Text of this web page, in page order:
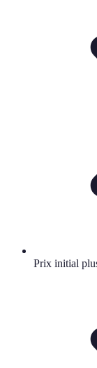
Prix initial